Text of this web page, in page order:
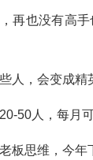
再也没有高手
人，会变成精
50人，每月
板思维，今年